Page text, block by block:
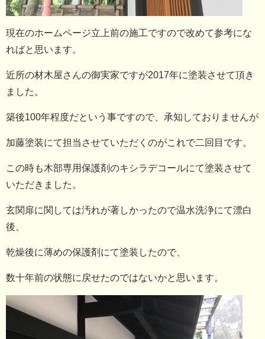
現在のホームページ立上前の施工ですので改めて参考にな
ればと思います。
近所の材木屋さんの御実家ですが2017年に塗装させて頂き
ました。
築後100年程度だという事ですので、承知しておりませんが
加藤塗装にて担当させていただくのがこれで二回目です。
この時も木部専用保護剤のキシラデコールにて塗装させて
いただきました。
玄関扉に関しては汚れが著しかったので温水洗浄にて漂白
後、
乾燥後に薄めの保護剤にて塗装したので、
数十年前の状態に戻せたのではないかと思います。